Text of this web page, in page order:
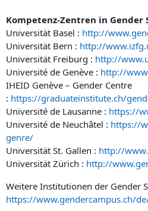
Kompetenz-Zentren in Gender
Universität Basel : http://
Universität Bern : http://
Universität Freiburg : http://
Université de Genève : http://
IHEID Genève – Gender Centre
: https://graduateinstitute.ch/
Université de Lausanne : https://
Université de Neuchâtel : https://
genre/
Universität St. Gallen : http://
Universität Zürich : http://
Weitere Institutionen der Gender
https://www.gendercampus.ch/